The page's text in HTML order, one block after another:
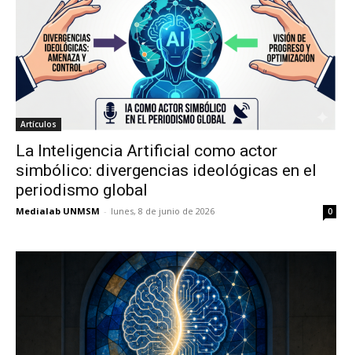
Artículos
La Inteligencia Artificial como actor
simbólico: divergencias ideológicas en el
periodismo global
Medialab UNMSM - lunes, 8 de junio de 2026 0